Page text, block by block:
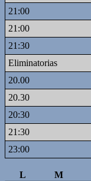
21:00
21:00
21:30
Eliminatorias
20.00
20.30
20:30
21:30
23:00
L
M